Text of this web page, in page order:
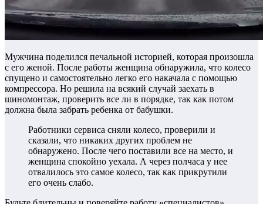
Мужчина поделился печальной историей, которая произошла
с его женой. После работы женщина обнаружила, что колесо
спущено и самостоятельно легко его накачала с помощью
компрессора. Но решила на всякий случай заехать в
шиномонтаж, проверить все ли в порядке, так как потом
должна была забрать ребенка от бабушки.
Работники сервиса сняли колесо, проверили и
сказали, что никаких других проблем не
обнаружено. После чего поставили все на место, и
женщина спокойно уехала. А через полчаса у нее
отвалилось это самое колесо, так как прикрутили
его очень слабо.